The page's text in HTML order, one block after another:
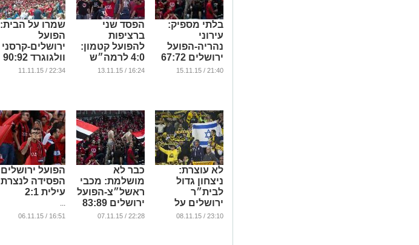
בלתי מספיק:
עירוני
נהריה-הפועל
ירושלים 67:72
...
21:40 / 15.11.15
הפסד שני
ברציפות
להפועל קטמון:
4:0 לרמה״ש
...
16:24 / 13.11.15
שמרו על הבית:
הפועל
ירושלים-קרסני
וולגוגרד 90:92
...
22:34 / 11.11.15
לא עוצרת:
ניצחון גדול
לבית״ר
ירושלים על
מכבי חיפה 0:2
23:10 / 08.11.15
כבר לא
מושלמת: מכבי
ראשל״צ-הפועל
ירושלים 83:89
...
22:28 / 07.11.15
הפועל ירושלים
הפסידה לנצרת
עילית 2:1
...
16:51 / 06.11.15